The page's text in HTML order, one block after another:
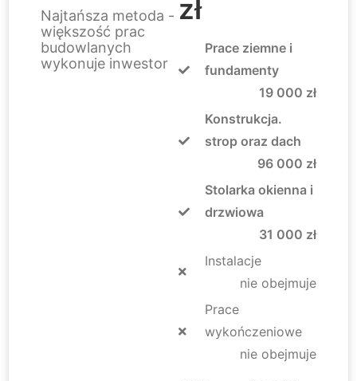
Najtańsza metoda -
większość prac
budowlanych
wykonuje inwestor
zł
Prace ziemne i
fundamenty
19 000 zł
Konstrukcja.
strop oraz dach
96 000 zł
Stolarka okienna i
drzwiowa
31 000 zł
Instalacje
nie obejmuje
Prace
wykończeniowe
nie obejmuje